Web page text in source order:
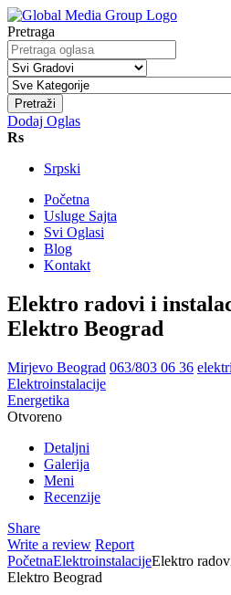
Pretraga
Pretraži
Dodaj Oglas
Rs
Srpski
Početna
Usluge Sajta
Svi Oglasi
Blog
Kontakt
Elektro radovi i
Elektro Beograd
Mirjevo Beograd 063/803 06 36
Elektroinstalacije
Energetika
Otvoreno
Detaljni
Galerija
Meni
Recenzije
Share
Write a review Report
PočetnaElektroinstalacijeElektro
Elektro Beograd